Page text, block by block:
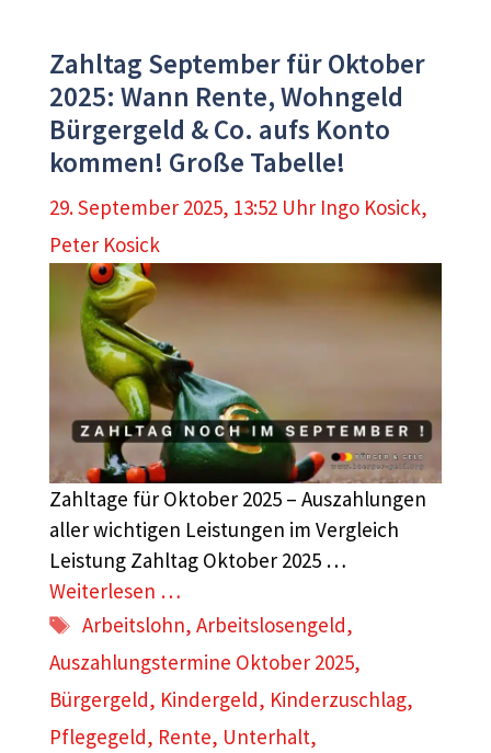
Zahltag September für Oktober
2025: Wann Rente, Wohngeld
Bürgergeld & Co. aufs Konto
kommen! Große Tabelle!
29. September 2025, 13:52 Uhr Ingo Kosick,
Peter Kosick
Zahltage für Oktober 2025 – Auszahlungen
aller wichtigen Leistungen im Vergleich
Leistung Zahltag Oktober 2025 …
Weiterlesen …
Schlagwörter
Arbeitslohn,Arbeitslosengeld,
Auszahlungstermine Oktober 2025,
Bürgergeld, Kindergeld, Kinderzuschlag,
Pflegegeld, Rente, Unterhalt,